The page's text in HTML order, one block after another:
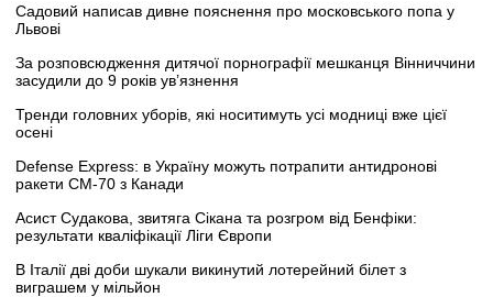
Садовий написав дивне пояснення про московського попа у
Львові
За розповсюдження дитячої порнографії мешканця Вінниччини
засудили до 9 років ув’язнення
Тренди головних уборів, які носитимуть усі модниці вже цієї
осені
Defense Express: в Україну можуть потрапити антидронові
ракети CM-70 з Канади
Асист Судакова, звитяга Сікана та розгром від Бенфіки:
результати кваліфікації Ліги Європи
В Італії дві доби шукали викинутий лотерейний білет з
виграшем у мільйон